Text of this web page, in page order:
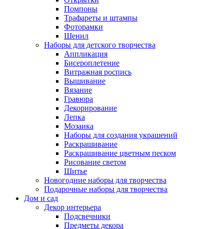
Помпоны
Трафареты и штампы
Фоторамки
Шенил
Наборы для детского творчества
Аппликация
Бисероплетение
Витражная роспись
Вышивание
Вязание
Гравюра
Декорирование
Лепка
Мозаика
Наборы для создания украшений
Раскрашивание
Раскрашивание цветным песком
Рисование светом
Шитье
Новогодние наборы для творчества
Подарочные наборы для творчества
Дом и сад
Декор интерьера
Подсвечники
Предметы декора